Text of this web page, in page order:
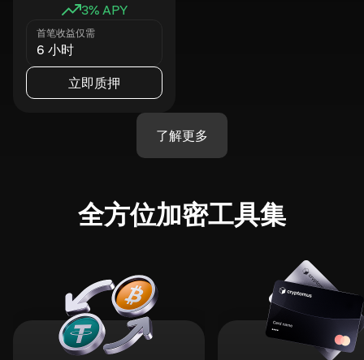
3% APY
首笔收益仅需
6 小时
立即质押
了解更多
全方位加密工具集